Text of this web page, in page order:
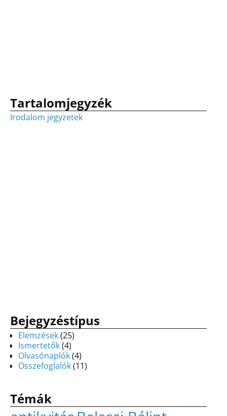
Tartalomjegyzék
Irodalom jegyzetek
Bejegyzéstípus
Elemzések(25)
Ismertetők(4)
Olvasónaplók(4)
Összefoglalók(11)
Témák